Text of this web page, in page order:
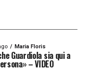
Maria Floris
Guardiola sia qui a
– VIDEO